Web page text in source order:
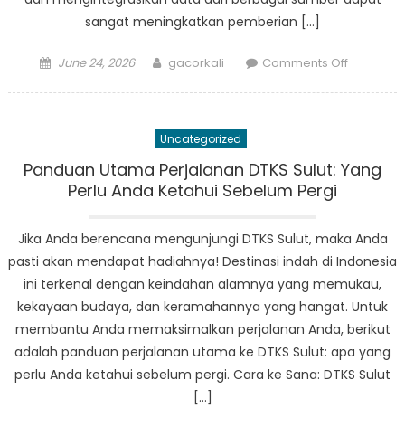
sangat meningkatkan pemberian […]
Posted
June 24, 2026 Author
gacorkali Comments Offon
terhadap
Data
Terpadu
Uncategorized
Panduan Utama Perjalanan DTKS Sulut: Yang
Perlu Anda Ketahui Sebelum Pergi
Jika Anda berencana mengunjungi DTKS Sulut, maka Anda
pasti akan mendapat hadiahnya! Destinasi indah di Indonesia
ini terkenal dengan keindahan alamnya yang memukau,
kekayaan budaya, dan keramahannya yang hangat. Untuk
membantu Anda memaksimalkan perjalanan Anda, berikut
adalah panduan perjalanan utama ke DTKS Sulut: apa yang
perlu Anda ketahui sebelum pergi. Cara ke Sana: DTKS Sulut
[…]